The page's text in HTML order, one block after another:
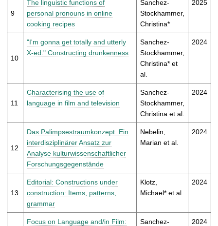
9
The linguistic functions of
personal pronouns in online
cooking recipes
Sanchez-
Stockhammer,
Christina*
2025
10
"I'm gonna get totally and utterly
X-ed." Constructing drunkenness
Sanchez-
Stockhammer,
Christina* et
al.
2024
11
Characterising the use of
language in film and television
Sanchez-
Stockhammer,
Christina et al.
2024
12
Das Palimpsestraumkonzept. Ein
interdisziplinärer Ansatz zur
Analyse kulturwissenschaftlicher
Forschungsgegenstände
Nebelin,
Marian et al.
2024
13
Editorial: Constructions under
construction: Items, patterns,
grammar
Klotz,
Michael* et al.
2024
Focus on Language and/in Film:
Sanchez-
2024